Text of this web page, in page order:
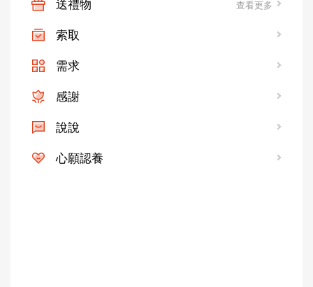
送禮物 查看更多
索取
需求
感謝
說說
心願認養